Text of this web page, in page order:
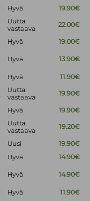
Hyvä 19.90€
Uutta
vastaava
22.00€
Hyvä
19.00€
Hyvä 13.90€
Hyvä 11.90€
Uutta
vastaava
19.90€
Hyvä 19.90€
Uutta
vastaava
19.20€
Uusi
19.90€
Hyvä
14.90€
Hyvä 14.90€
Hyvä 11.90€